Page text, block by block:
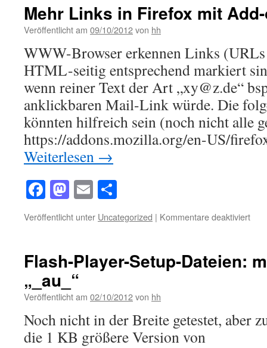
Mehr Links in Firefox mit
Veröffentlicht am 09/10/2012von hh
WWW-Browser erkennen Links
HTML-seitig entsprechend markiert
wenn reiner Text der Art „xy@z.de“
anklickbaren Mail-Link würde. Die
könnten hilfreich sein (noch nicht alle
https://addons.mozilla.org/en-US/
Weiterlesen →
Facebook
Mastodon
Email
Veröffentlicht unter Uncategorized | Kommentare deaktiviertfür
Flash-Player-Setup-Dateien:
„_au_“
Veröffentlicht am 02/10/2012von hh
Noch nicht in der Breite getestet, aber
die 1 KB größere Version von